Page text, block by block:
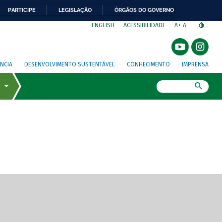
PARTICIPE LEGISLAÇÃO ÓRGÃOS DO GOVERNO
ENGLISH ACESSIBILIDADE A+ A-
DESENVOLVIMENTO SUSTENTÁVEL CONHECIMENTO IMPRENSA
de tela